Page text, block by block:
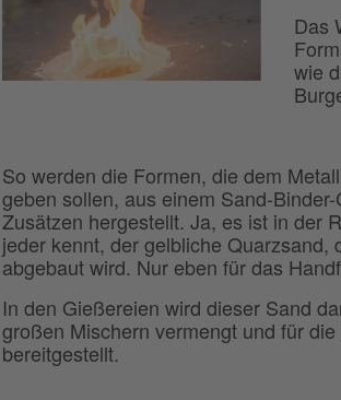
Das
wie
So werden die Formen, die dem
geben sollen, aus einem Sand-
Zusätzen hergestellt. Ja, es ist in der
jeder kennt, der gelbliche Quarzsand,
abgebaut wird. Nur eben für das
In den Gießereien wird dieser Sand
großen Mischern vermengt und für
bereitgestellt.